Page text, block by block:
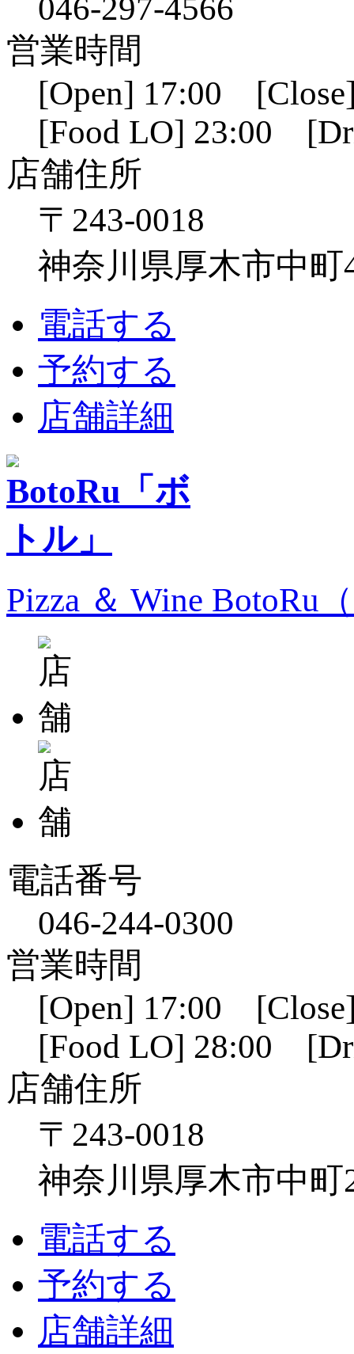
046-297-4566
営業時間
[Open] 17:00
[Food LO] 23:00
店舗住所
〒243-0018
神奈川県厚木市中町
電話する
予約する
店舗詳細
Pizza ＆ Wine BotoRu
電話番号
046-244-0300
営業時間
[Open] 17:00
[Food LO] 28:00
店舗住所
〒243-0018
神奈川県厚木市中町
電話する
予約する
店舗詳細